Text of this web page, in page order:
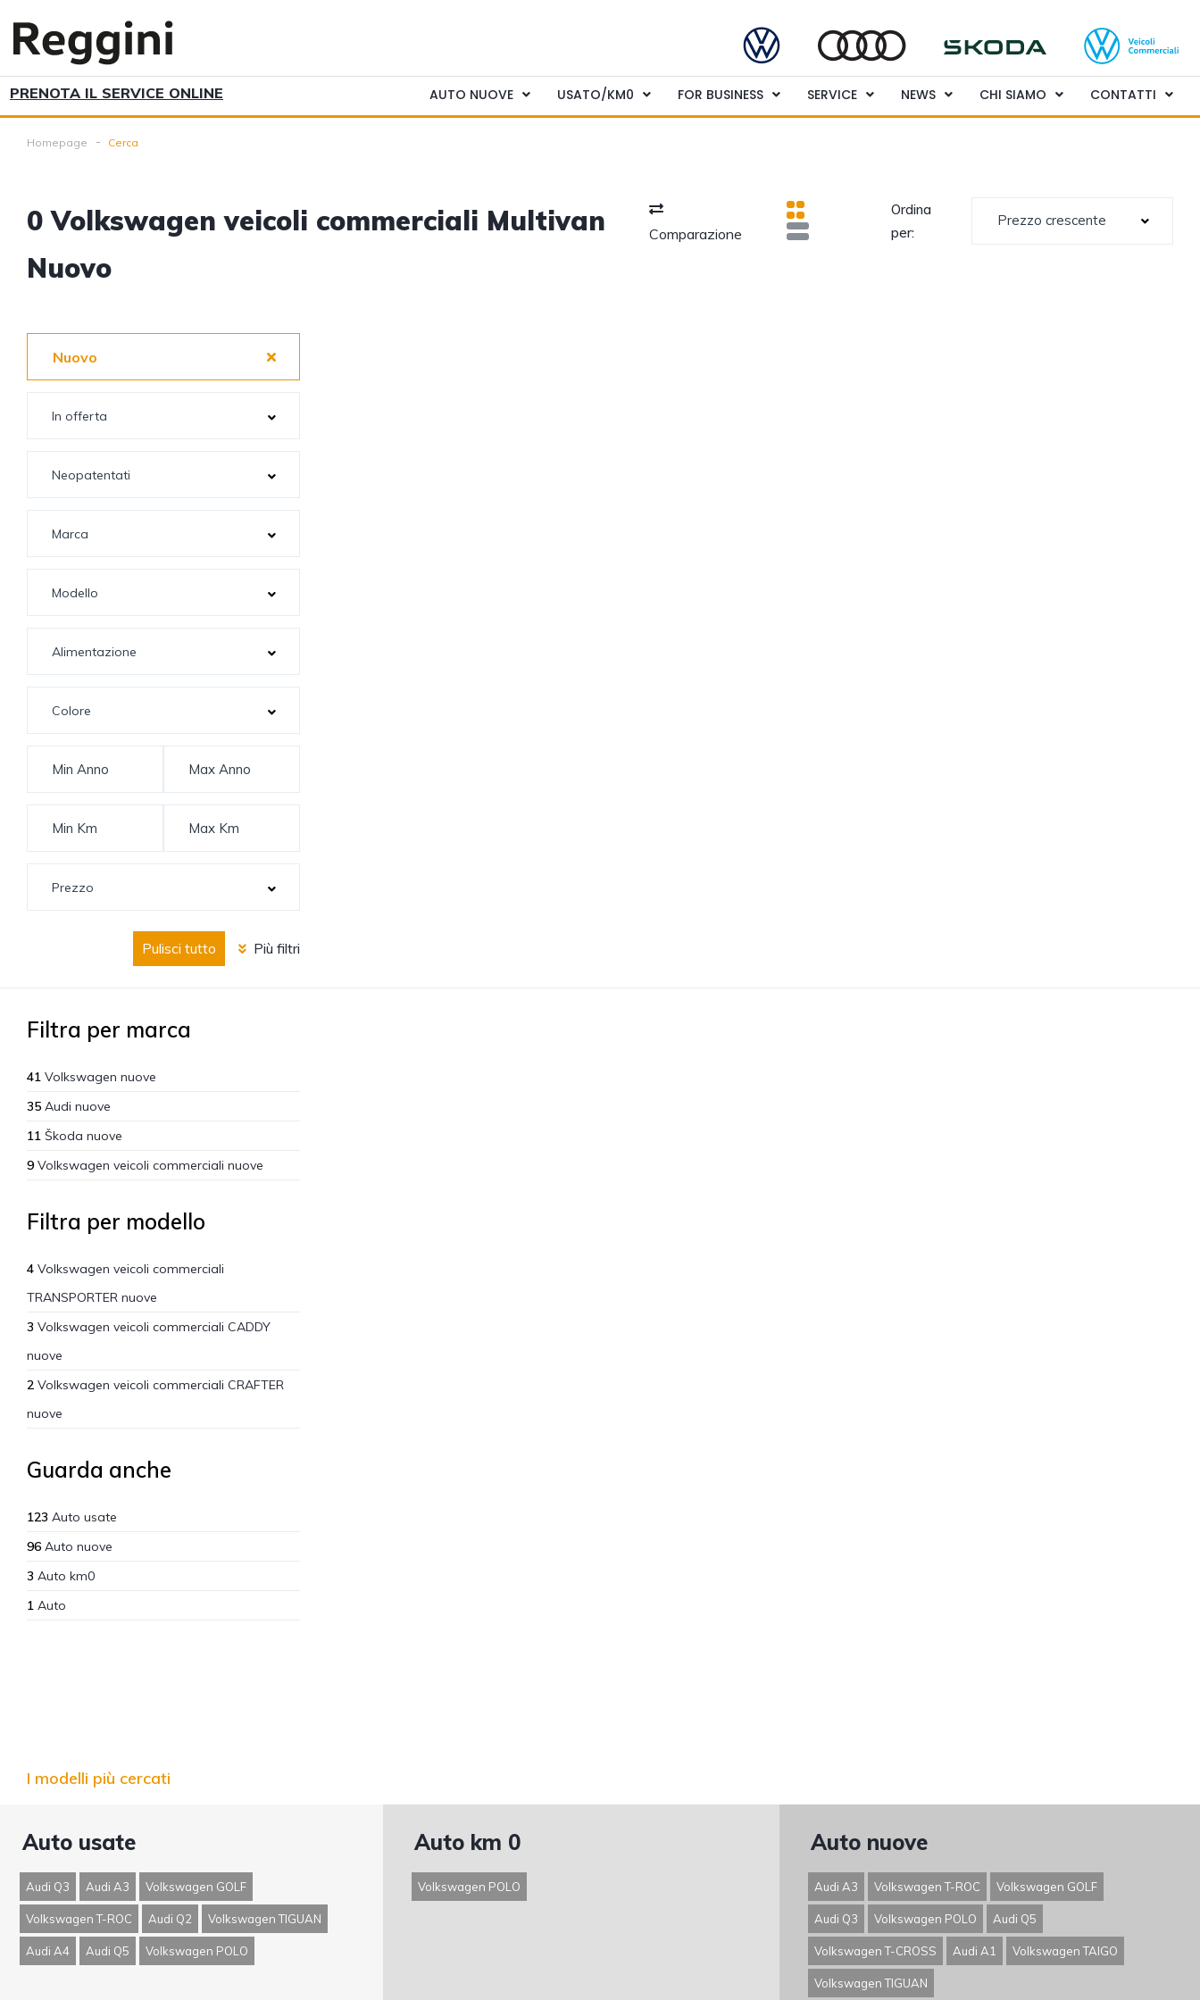
PRENOTA IL SERVICE ONLINE AUTO NUOVE USATO/KM0 FOR BUSINESS SERVICE NEWS CHI SIAMO CONTATTI
Homepage Cerca
0Volkswagen veicoli commerciali Multivan
Nuovo
Comparazione
Ordina
per:
Prezzo crescente
Nuovo
Pulisci tutto Più filtri
Filtra per marca
41 Volkswagen nuove
35 Audi nuove
11 Škoda nuove
9 Volkswagen veicoli commerciali nuove
Filtra per modello
4 Volkswagen veicoli commerciali
TRANSPORTER nuove
3 Volkswagen veicoli commerciali CADDY
nuove
2 Volkswagen veicoli commerciali CRAFTER
nuove
Guarda anche
123 Auto usate
96 Auto nuove
3 Auto km0
1 Auto
I modelli più cercati
Auto usate
Audi Q3 Audi A3 Volkswagen GOLF
Volkswagen T-ROC Audi Q2 Volkswagen TIGUAN
Audi A4 Audi Q5 Volkswagen POLO
Auto km 0
Volkswagen POLO
Auto nuove
Audi A3 Volkswagen T-ROC Volkswagen GOLF
Audi Q3 Volkswagen POLO Audi Q5
Volkswagen T-CROSS Audi A1 Volkswagen TAIGO
Volkswagen TIGUAN